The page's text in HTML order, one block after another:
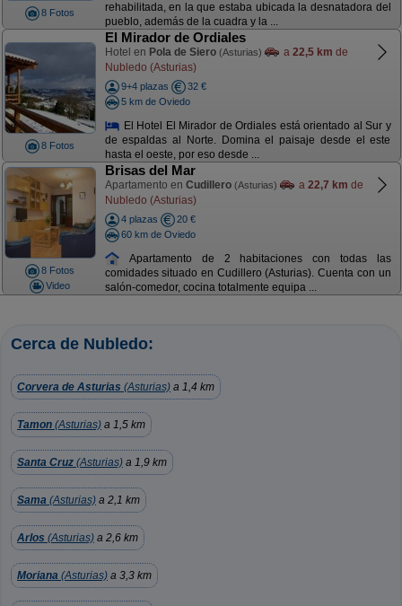
8 Fotos
rehabilitada, en la que estaba ubicada la desnatadora del
pueblo, además de la cuadra y la ...
8 Fotos
El Mirador de Ordiales
Hotel en Pola de Siero (Asturias) a 22,5 km de
Nubledo (Asturias)
9+4 plazas
32 €
5 km de Oviedo
El Hotel El Mirador de Ordiales está orientado al Sur y
de espaldas al Norte. Domina el paisaje desde el este
hasta el oeste, por eso desde ...
8 Fotos
Video
Brisas del Mar
Apartamento en Cudillero (Asturias) a 22,7 km de
Nubledo (Asturias)
4 plazas
20 €
60 km de Oviedo
Apartamento de 2 habitaciones con todas las
comidades situado en Cudillero (Asturias). Cuenta con un
salón-comedor, cocina totalmente equipa ...
Cerca de Nubledo:
Corvera de Asturias (Asturias) a 1,4 km
Tamon (Asturias) a 1,5 km
Santa Cruz (Asturias) a 1,9 km
Sama (Asturias) a 2,1 km
Arlos (Asturias) a 2,6 km
Moriana (Asturias) a 3,3 km